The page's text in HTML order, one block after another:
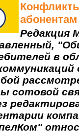
Редакция
в
сотовой